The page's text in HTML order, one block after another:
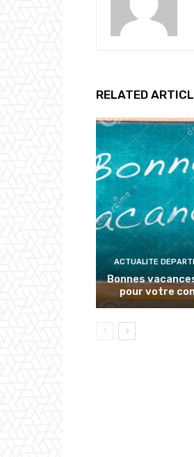
RELATED
ACTUALITE
Bonnes
pour votre